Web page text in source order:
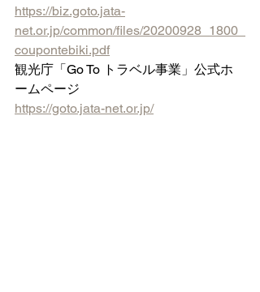
https://biz.goto.jata-
net.or.jp/common/files/20200928_1800_
coupontebiki.pdf
観光庁「Go To トラベル事業」公式ホ
ームページ
https://goto.jata-net.or.jp/